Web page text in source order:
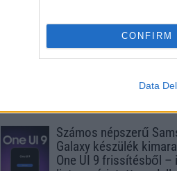
CONFIRM
Data
435.000 Ft (új)
Számos népszerű
Galaxy készülék
One UI 9 frissítésből –